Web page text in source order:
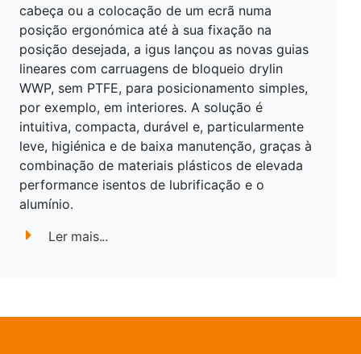
cabeça ou a colocação de um ecrã numa
posição ergonómica até à sua fixação na
posição desejada, a igus lançou as novas guias
lineares com carruagens de bloqueio drylin
WWP, sem PTFE, para posicionamento simples,
por exemplo, em interiores. A solução é
intuitiva, compacta, durável e, particularmente
leve, higiénica e de baixa manutenção, graças à
combinação de materiais plásticos de elevada
performance isentos de lubrificação e o
alumínio.
Ler mais...